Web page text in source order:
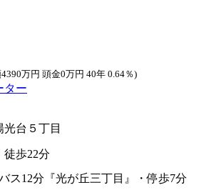
万円 頭金0万円 40年 0.64％)
ター
台５丁目
歩22分
ス12分『光が丘三丁目』・停歩7分